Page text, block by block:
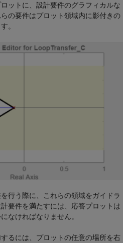
ットに、設計要件のグラフィカルな
の要件はプロット領域内に影付きの
。
行う際に、これらの領域をガイドラ
要件を満たすには、応答プロットは
なければなりません。
るには、プロットの任意の場所を右